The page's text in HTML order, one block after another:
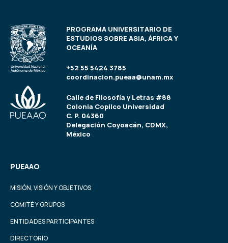
PROGRAMA UNIVERSITARIO DE
ESTUDIOS SOBRE ASIA, ÁFRICA Y
OCEANÍA
+52 55 5424 3785
coordinacion.pueaa@unam.mx
Calle de Filosofía y Letras #88
Colonia Copilco Universidad
C. P. 04360
Delegación Coyoacán, CDMX,
México
PUEAAO
MISIÓN, VISIÓN Y OBJETIVOS
COMITÉ Y GRUPOS
ENTIDADES PARTICIPANTES
DIRECTORIO